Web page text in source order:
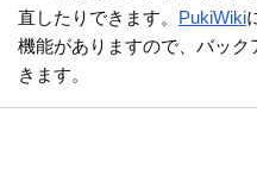
直したりできます。 PukiWiki
機能がありますので、バッ
きます。